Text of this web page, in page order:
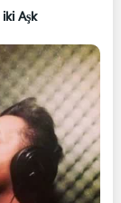
iki Aşk